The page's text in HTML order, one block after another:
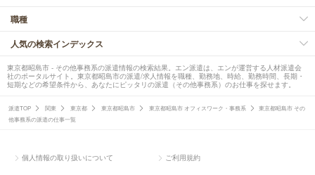
職種
人気の検索インデックス
東京都昭島市 - その他事務系の派遣情報の検索結果。エン派遣は、エンが運営する人材派遣会
社のポータルサイト。東京都昭島市の派遣/求人情報を職種、勤務地、時給、勤務時間、長期・
短期などの希望条件から、あなたにピッタリの派遣（その他事務系）のお仕事を探せます。
派遣TOP 関東 東京都 東京都昭島市 東京都昭島市 オフィスワーク・事務系
東京都昭島市 その
他事務系の派遣の仕事一覧
個人情報の取り扱いについて ご利用規約